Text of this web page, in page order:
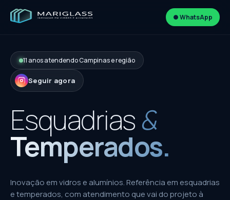
● WhatsApp
11 anos atendendo Campinas e região
Seguir agora
Esquadrias&
Temperados.
Inovação em vidros e alumínios. Referência em esquadrias
e temperados, com atendimento que vai do projeto à